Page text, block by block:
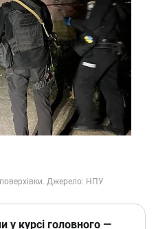
у курсі головного —